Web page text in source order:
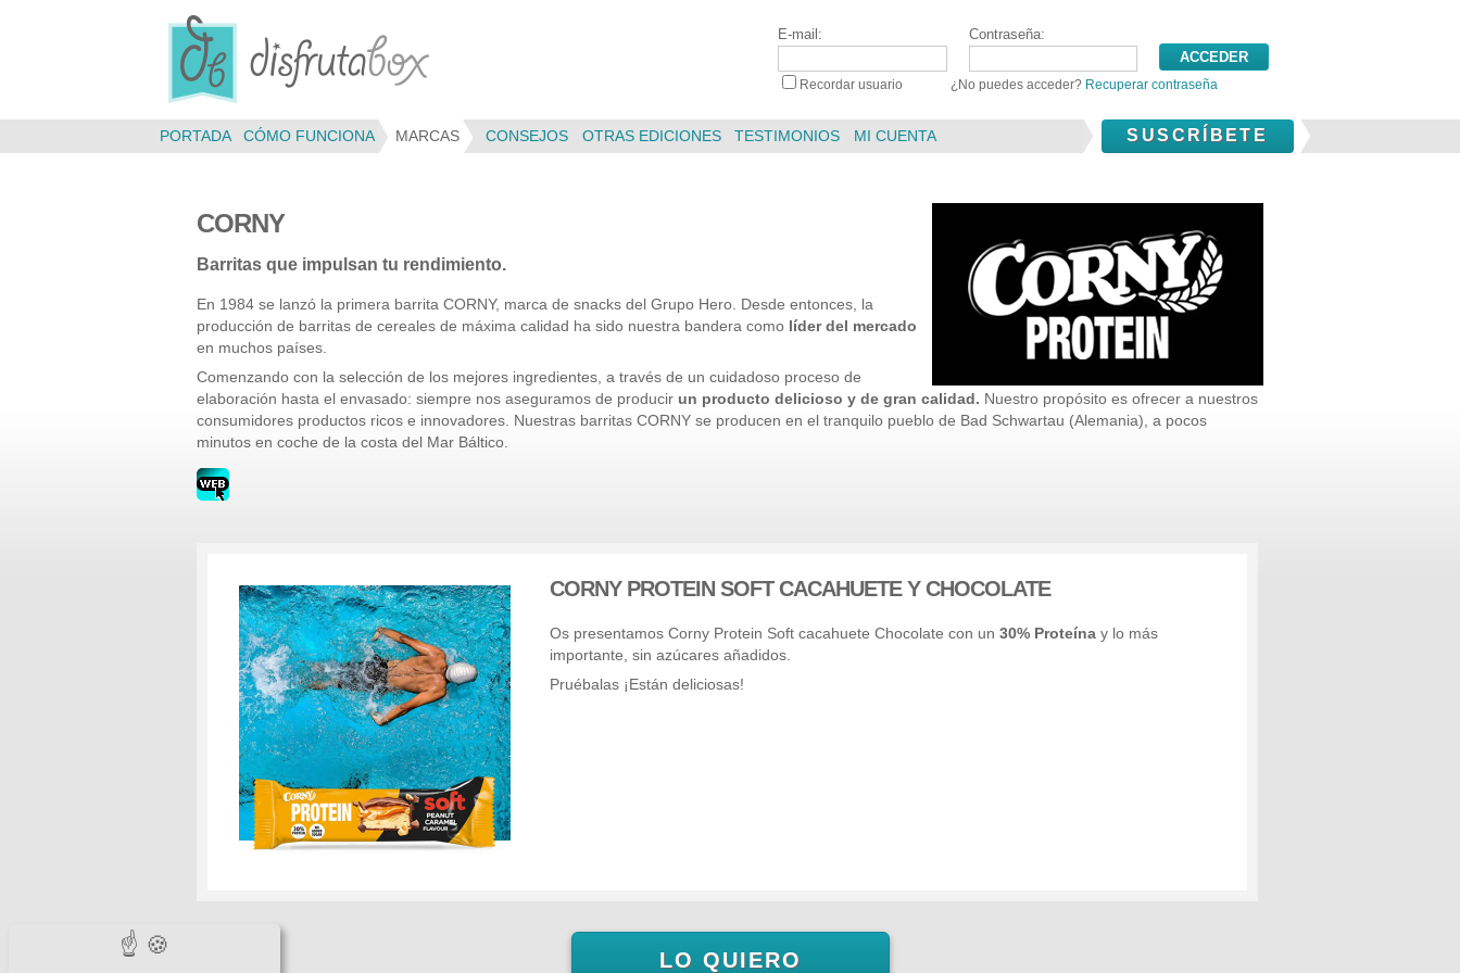
E-mail: Contraseña:
Recordar usuario ¿No puedes acceder? Recuperar contraseña
PORTADA CÓMO FUNCIONA MARCAS CONSEJOS OTRAS EDICIONES TESTIMONIOS MI CUENTA SUSCRÍBETE
CORNY
Barritas que impulsan tu rendimiento.
En 1984 se lanzó la primera barrita CORNY, marca de snacks del Grupo Hero. Desde entonces, la
producción de barritas de cereales de máxima calidad ha sido nuestra bandera comolíder del mercado
en muchos países.
Comenzando con la selección de los mejores ingredientes, a través de un cuidadoso proceso de
elaboración hasta el envasado: siempre nos aseguramos de producir un producto delicioso y de gran calidad. Nuestro propósito es ofrecer a nuestros
consumidores productos ricos e innovadores. Nuestras barritas CORNY se producen en el tranquilo pueblo de Bad Schwartau (Alemania), a pocos
minutos en coche de la costa del Mar Báltico.
CORNY PROTEIN SOFT CACAHUETE Y CHOCOLATE
Os presentamos Corny Protein Soft cacahuete Chocolate con un 30% Proteínay lo más
importante, sin azúcares añadidos.
Pruébalas ¡Están deliciosas!
LO QUIERO